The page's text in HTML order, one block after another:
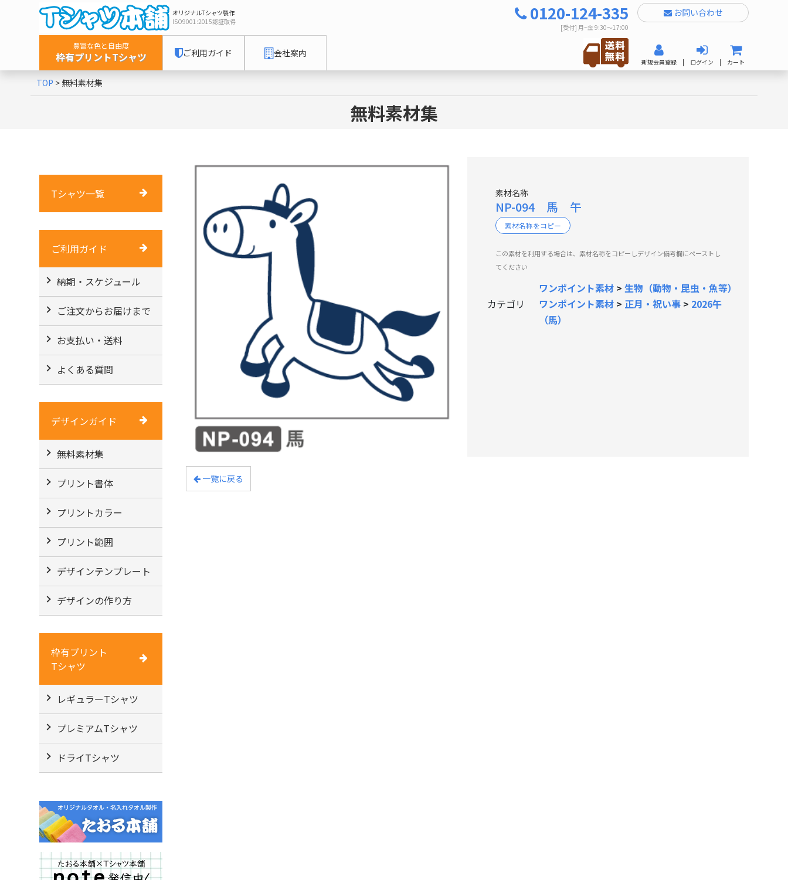
オリジナルTシャツ製作
ISO9001:2015認証取得
豊富な色と自由度
枠有プリントTシャツ ご利用ガイド 会社案内
0120-124-335
[受付] 月~金 9:30～17:00
お問い合わせ
新規会員登録 | ログイン | カート
TOP > 無料素材集
無料素材集
Tシャツ一覧
ご利用ガイド
納期・スケジュール
ご注文からお届けまで
お支払い・送料
よくある質問
デザインガイド
無料素材集
プリント書体
プリントカラー
プリント範囲
デザインテンプレート
デザインの作り方
枠有プリント
Tシャツ
レギュラーTシャツ
プレミアムTシャツ
ドライTシャツ
素材名称
NP-094 馬 午
素材名称をコピー
この素材を利用する場合は、素材名称をコピーしデザイン備考欄にペーストし
てください
カテゴリ
ワンポイント素材 > 生物（動物・昆虫・魚等）
ワンポイント素材 > 正月・祝い事 > 2026午
（馬）
一覧に戻る